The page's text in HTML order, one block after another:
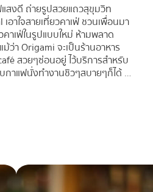
สงดี ถ่ายรูปสวยแถวสุขุมวิท
อาใจสายเที่ยวคาเฟ่ ชวนเพื่อนมา
าเฟ่ในรูปแบบใหม่ ห้ามพลาด
ว่า Origami จะเป็นร้านอาหาร
สวยๆซ่อนอยู่ ไว้บริการสำหรับ
กาแฟนั่งทำงานชิวๆสบายๆก็ได้ …